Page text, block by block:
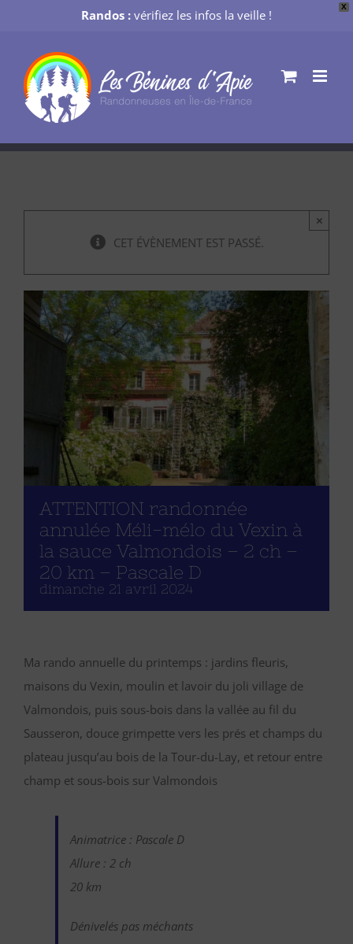
X
Randos : vérifiez les infos la veille !
contenu
CET ÉVÈNEMENT EST PASSÉ.
×
ATTENTION randonnée
annulée Méli-mélo du Vexin à
la sauce Valmondois – 2 ch –
20 km – Pascale D
dimanche 21 avril 2024
Ma rando annuelle du printemps : jardins fleuris,
maisons du Vexin, moulin et lavoir du joli village de
Valmondois, puis sous-bois dans la vallée au fil du
Sausseron, douce grimpette vers les prés et champs du
plateau jusqu’au bois de la Tour-du-Lay, et retour entre
champ et sous-bois sur Valmondois
Animatrice : Pascale D
Allure : 2 ch
20 km
Dénivelés pas méchants